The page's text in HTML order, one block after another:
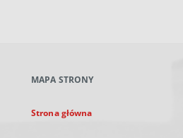
karcie
MAPA STRONY
Strona główna